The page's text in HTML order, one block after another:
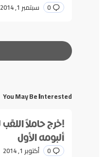
0 سبتمبر 1, 2014
Message
*
You May Be Interested
!خرج حاملاً
ألبومه الأول
0 أكتوبر 1, 2014